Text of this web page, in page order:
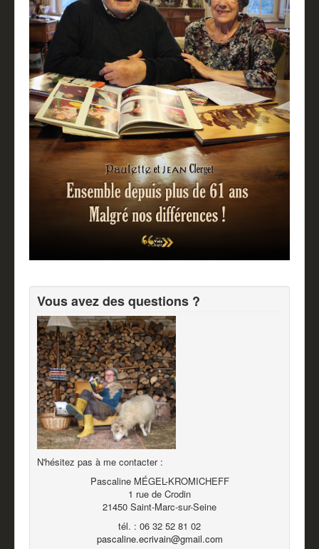
Revue de presse
Mentions légales
Livre d'or
Vous avez des questions ?
N'hésitez pas à me contacter :
Pascaline MÉGEL-KROMICHEFF
1 rue de Crodin
21450 Saint-Marc-sur-Seine
tél. : 06 32 52 81 02
pascaline.ecrivain@gmail.com